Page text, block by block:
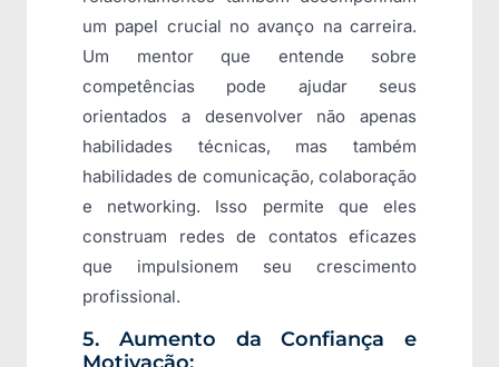
um papel crucial no avanço na carreira.
Um mentor que entende sobre
competências pode ajudar seus
orientados a desenvolver não apenas
habilidades técnicas, mas também
habilidades de comunicação, colaboração
e networking. Isso permite que eles
construam redes de contatos eficazes
que impulsionem seu crescimento
profissional.
5. Aumento da Confiança e